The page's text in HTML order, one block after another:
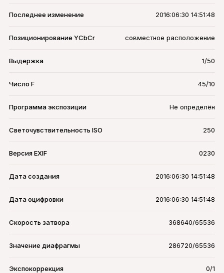
Последнее изменение 2016:06:30 14:51:48
Позиционирование YCbCr совместное расположение
Выдержка 1/50
Число F 45/10
Программа экспозиции Не определён
Светочувствительность ISO 250
Версия EXIF 0230
Дата создания 2016:06:30 14:51:48
Дата оцифровки 2016:06:30 14:51:48
Скорость затвора 368640/65536
Значение диафрагмы 286720/65536
Экспокоррекция 0/1